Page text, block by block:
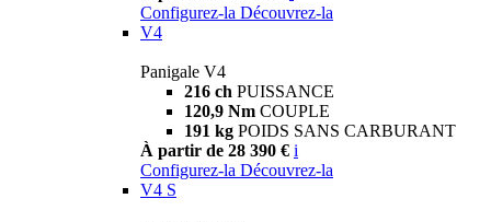
Configurez-la Découvrez-la
V4
Panigale V4
216 ch PUISSANCE
120,9 Nm COUPLE
191 kg POIDS SANS CARBURANT
À partir de 28 390 € i
Configurez-la Découvrez-la
V4 S